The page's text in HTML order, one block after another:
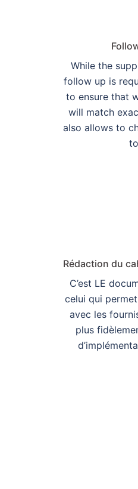
While the
follow up is
to ensure that
will match
also allows to
Rédaction du
C’est LE
celui qui permet
avec les
plus